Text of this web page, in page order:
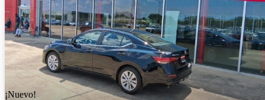
¡Nuevo!